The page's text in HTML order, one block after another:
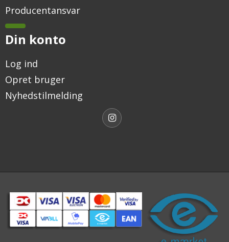
Producentansvar
Din konto
Log ind
Opret bruger
Nyhedstilmelding